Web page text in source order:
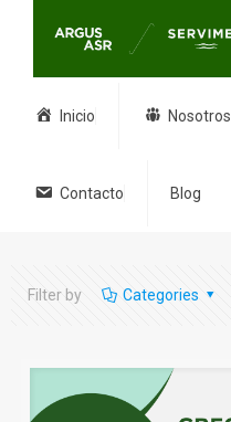
Inicio Nosotros
Contacto Blog
Filter by Categories